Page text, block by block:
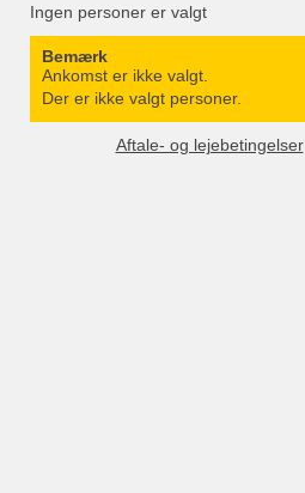
Ingen personer er valgt
Bemærk
Ankomst er ikke valgt.
Der er ikke valgt personer.
Aftale- og lejebetingelser